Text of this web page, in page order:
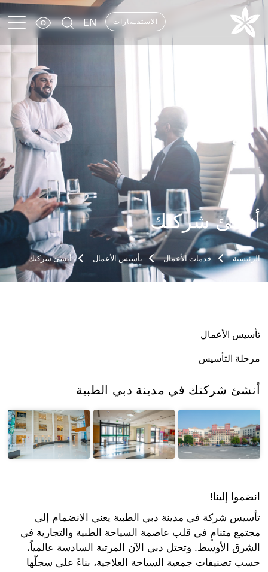
الاستفسارات EN
أنشئ شركتك
الرئيسية خدمات الأعمال تأسيس الأعمال أنشئ شركتك
تأسيس الأعمال
مرحلة التأسيس
أنشئ شركتك في مدينة دبي الطبية
انضموا إلينا!
تأسيس شركة في مدينة دبي الطبية يعني الانضمام إلى
مجتمع متنامٍ في قلب عاصمة السياحة الطبية والتجارية في
الشرق الأوسط. وتحتل دبي الآن المرتبة السادسة عالمياً،
حسب تصنيفات جمعية السياحة العلاجية، بناءً على سجلّها